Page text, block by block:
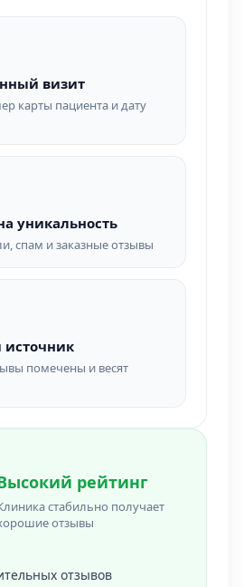
визит
карты пациента и дату
уникальность
спам и заказные отзывы
помечены и весят
рейтинг
стабильно получает
отзывы
отзывов